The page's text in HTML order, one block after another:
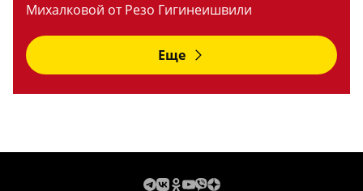
Михалковой от Резо Гигинеишвили
Еще